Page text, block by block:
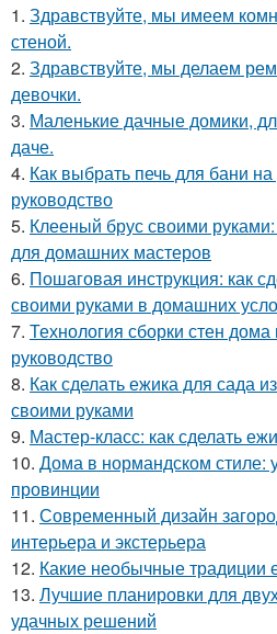
1. Здравствуйте, мы имеем
стеной.
2. Здравствуйте, мы делаем
девочки.
3. Маленькие дачные домики,
даче.
4. Как выбрать печь для бани
руководство
5. Клееный брус своими
для домашних мастеров
6. Пошаговая инструкция: как
своими руками в домашних
7. Технология сборки стен
руководство
8. Как сделать ежика для сада
своими руками
9. Мастер-класс: как сделать
10. Дома в нормандском стиле:
провинции
11. Современный дизайн
интерьера и экстерьера
12. Какие необычные традиции
13. Лучшие планировки для
удачных решений